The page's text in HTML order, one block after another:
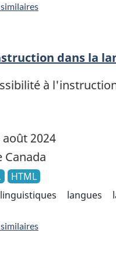
dans la
à
août 2024
Canada
HTML
langues